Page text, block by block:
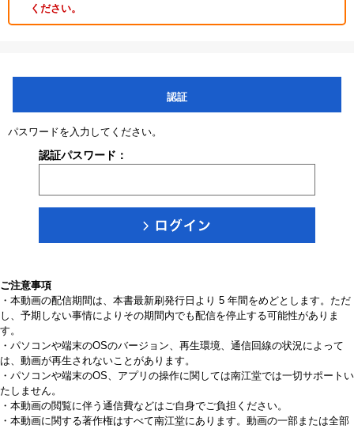
ください。
認証
パスワードを入力してください。
認証パスワード：
ご注意事項
・本動画の配信期間は、本書最新刷発行日より 5 年間をめどとします。ただ
し、予期しない事情によりその期間内でも配信を停止する可能性がありま
す。
・パソコンや端末のOSのバージョン、再生環境、通信回線の状況によって
は、動画が再生されないことがあります。
・パソコンや端末のOS、アプリの操作に関しては南江堂では一切サポートい
たしません。
・本動画の閲覧に伴う通信費などはご自身でご負担ください。
・本動画に関する著作権はすべて南江堂にあります。動画の一部または全部